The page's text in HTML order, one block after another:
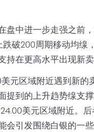
盘中进一步走强之前
破200周期移动均缐
在更高水平出现新卖
元区域附近遇到新的
提到的上升趋势缐支
美元区域附近。
引发围绕白银的一些